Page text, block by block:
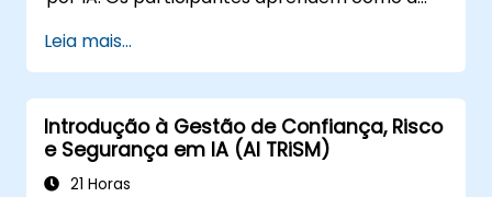
tradicional, exploram ameaças comuns
específicas de IA, como injeção de prompt,
envenenamento de RAG e abuso de agentes,
e entendem como proteger sistemas de IA
usando defesas em camadas, incluindo WAFs,
gateways de IA, segurança de API e guardrails.
Leia mais...
Introdução à Gestão de Confiança, Risco
e Segurança em IA (AI TRiSM)
21 Horas